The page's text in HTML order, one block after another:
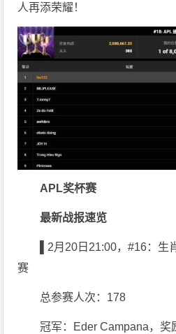
人再添荣耀！
APL奖杯赛
最新战报速览
▌2月20日21:00，#16：生
赛
总参赛人次：178
冠军：Eder Campana，奖